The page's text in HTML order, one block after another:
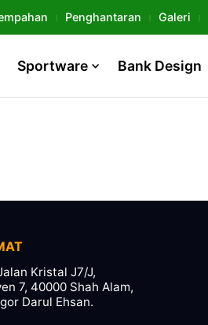
Penghantaran Galeri
Sportware Bank Design
Kristal J7/J,
7, 40000 Shah Alam,
Darul Ehsan.